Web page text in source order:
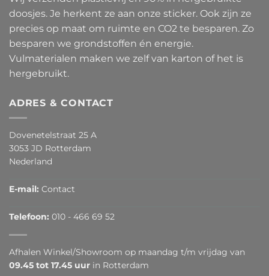
doosjes. Je herkent ze aan onze sticker. Ook zijn ze
precies op maat om ruimte en CO2 te besparen. Zo
besparen we grondstoffen én energie.
Vulmaterialen maken we zelf van karton of het is
hergebruikt.
ADRES & CONTACT
Dovenetelstraat 25 A
3053 JD Rotterdam
Nederland
E-mail: Contact
Telefoon: 010 - 466 69 52
Afhalen Winkel/Showroom op maandag t/m vrijdag van
09.45 tot 17.45 uur in Rotterdam